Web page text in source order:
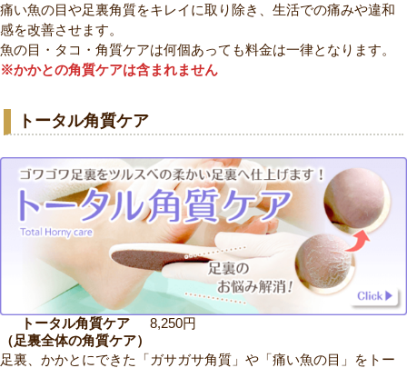
痛い魚の目や足裏角質をキレイに取り除き、生活での痛みや違和
感を改善させます。
魚の目・タコ・角質ケアは何個あっても料金は一律となります。
※かかとの角質ケアは含まれません
トータル角質ケア
トータル角質ケア
（足裏全体の角質ケア）
8,250円
足裏、かかとにできた「ガサガサ角質」や「痛い魚の目」をトー